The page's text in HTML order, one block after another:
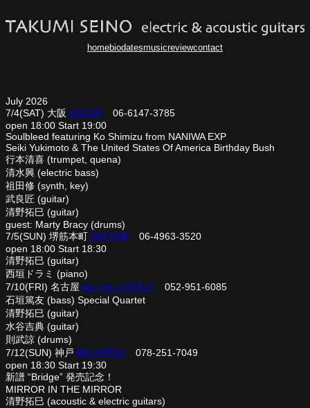
容
homebiodatesmusicreviewcontact
July 2026
7/4(SAT) 大阪 GALON 06-6147-3785
open 18:00 Start 19:00
Soulbleed featuring Ko Shimizu from NANIWA EXP
Seiki Yukimoto & The United States Of America Birthday Bush
行本清喜 (trumpet, quena)
清水興 (electric bass)
祖田修 (synth, key)
武良匠 (guitar)
清野拓巳 (guitar)
guest: Marty Bracy (drums)
7/5(SUN) 堺筋本町 SATONE 06-4963-3520
open 18:00 Start 18:30
清野拓巳 (guitar)
西垣ドラミ (piano)
7/10(FRI) 名古屋 jazz inn LOVELY 052-951-6085
石垣篤友 (bass) Special Quartet
清野拓巳 (guitar)
水谷吉典 (guitar)
則武諒 (drums)
7/12(SUN) 神戸 BIG APPLE 078-251-7049
open 18:30 Start 19:30
新譜 “Bridge” 発売記念！
MIRROR IN THE MIRROR
清野拓巳 (acoustic & electric guitars)